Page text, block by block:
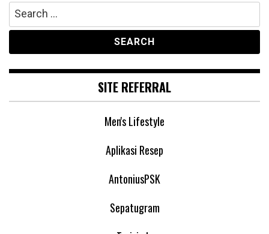
Search
for:
SITE REFERRAL
Men's Lifestyle
Aplikasi Resep
AntoniusPSK
Sepatugram